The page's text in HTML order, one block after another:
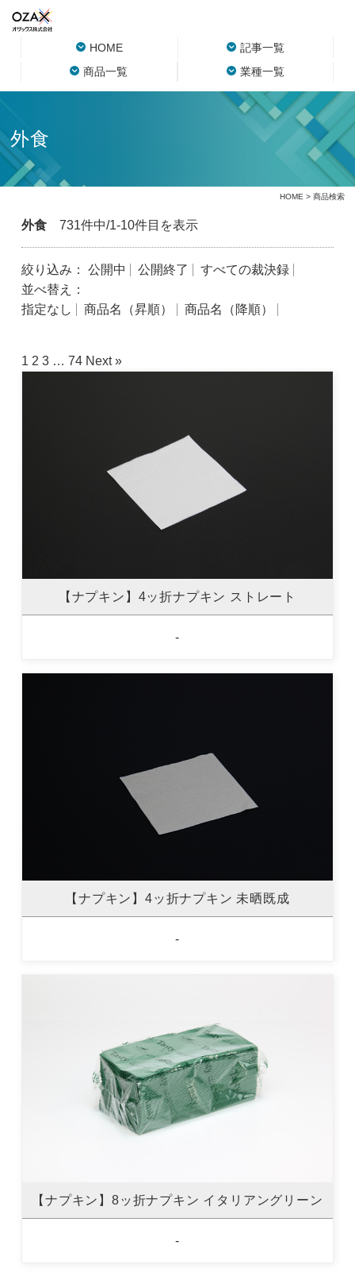
HOME
記事一覧
商品一覧
業種一覧
外食
HOME > 商品検索
外食731件中/1-10件目を表示
絞り込み： 公開中 公開終了
すべての裁決録
並べ替え：
指定なし
商品名（昇順） 商品名（降順）
1 2 3 … 74 Next »
【ナプキン】4ッ折ナプキン ストレート
-
【ナプキン】4ッ折ナプキン 未晒既成
-
【ナプキン】8ッ折ナプキン イタリアングリーン
-